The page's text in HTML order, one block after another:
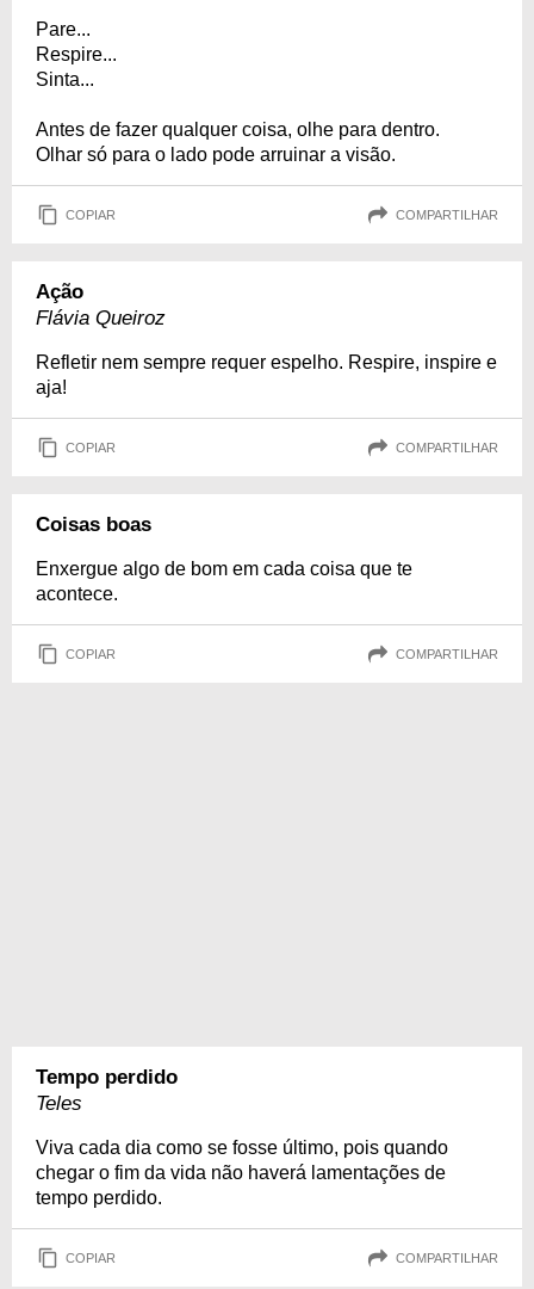
Pare...
Respire...
Sinta...
Antes de fazer qualquer coisa, olhe para dentro.
Olhar só para o lado pode arruinar a visão.
COPIAR COMPARTILHAR
Ação
Flávia Queiroz
Refletir nem sempre requer espelho. Respire, inspire e
aja!
COPIAR COMPARTILHAR
Coisas boas
Enxergue algo de bom em cada coisa que te
acontece.
COPIAR COMPARTILHAR
Tempo perdido
Teles
Viva cada dia como se fosse último, pois quando
chegar o fim da vida não haverá lamentações de
tempo perdido.
COPIAR COMPARTILHAR